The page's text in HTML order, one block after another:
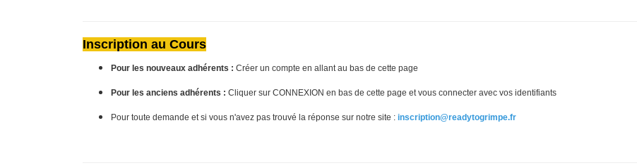
Inscription au Cours
Pour les nouveaux adhérents : Créer un compte en allant au bas de cette page
Pour les anciens adhérents : Cliquer sur CONNEXION en bas de cette page et vous connecter avec vos identifiants
Pour toute demande et si vous n'avez pas trouvé la réponse sur notre site : inscription@readytogrimpe.fr